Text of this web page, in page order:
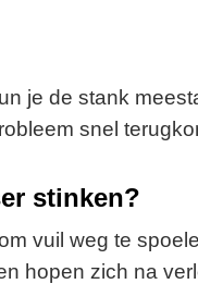
je de stank
snel
stinken?
vuil weg te
hopen zich na